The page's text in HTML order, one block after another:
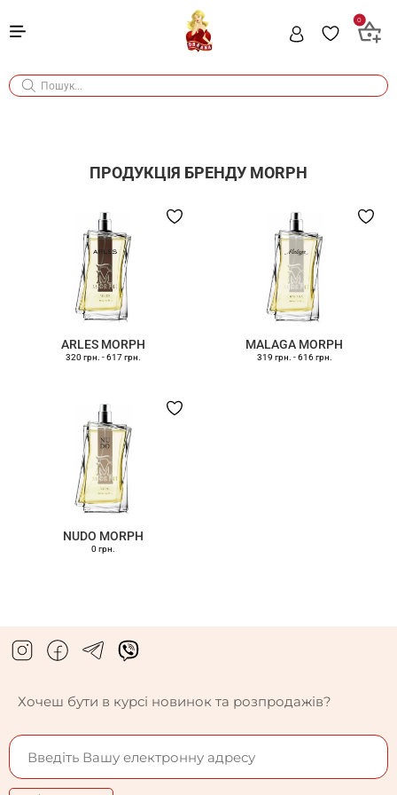
0
ПРОДУКЦІЯ БРЕНДУ MORPH
ARLES MORPH
320 грн. -617 грн.
MALAGA MORPH
319 грн. -616 грн.
NUDO MORPH
0 грн.
Хочеш бути в курсі новинок та розпродажів?